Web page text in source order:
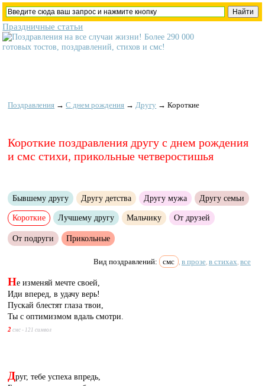
Праздничные статьи
Поздравления →С днем рождения → Другу →Короткие
Короткие поздравления другу с днем рождения
и смс стихи, прикольные четверостишья
Бывшему другу Другу детства Другу мужа Другу семьи
Короткие Лучшему другу Мальчику От друзей
От подруги Прикольные
Вид поздравлений: смс , в прозе, в стихах, все
Не изменяй мечте своей,
Иди вперед, в удачу верь!
Пускай блестят глаза твои,
Ты с оптимизмом вдаль смотри.
2 смс - 121 символ
Друг, тебе успеха впредь,